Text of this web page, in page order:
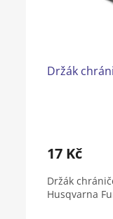
Držák
17 Kč
Držák
Husqvarna